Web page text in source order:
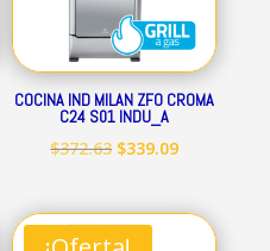
COCINA IND MILAN ZFO CROMA
C24 S01 INDU_A
$372.63 El
original
era:
$339.09El
actual